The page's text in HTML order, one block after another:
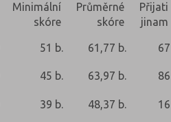
Minimální
skóre
Průměrné
skóre
Přijati
jinam
51 b. 61,77 b. 67
45 b. 63,97 b. 86
39 b. 48,37 b. 16